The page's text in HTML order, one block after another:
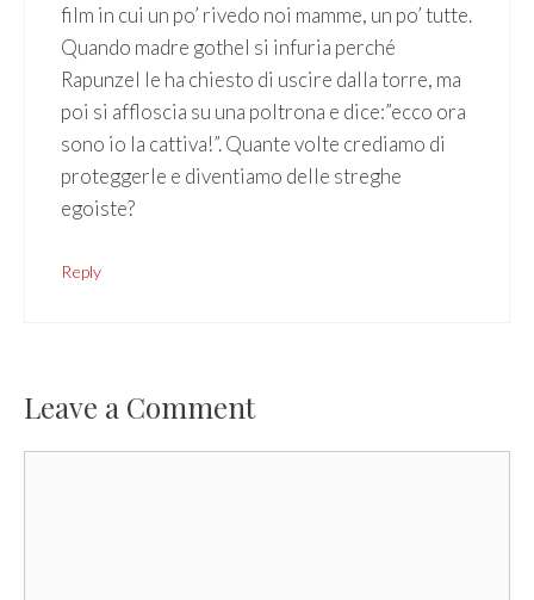
film in cui un po’ rivedo noi mamme, un po’ tutte.
Quando madre gothel si infuria perché
Rapunzel le ha chiesto di uscire dalla torre, ma
poi si affloscia su una poltrona e dice:”ecco ora
sono io la cattiva!”. Quante volte crediamo di
proteggerle e diventiamo delle streghe
egoiste?
Reply
Leave a Comment